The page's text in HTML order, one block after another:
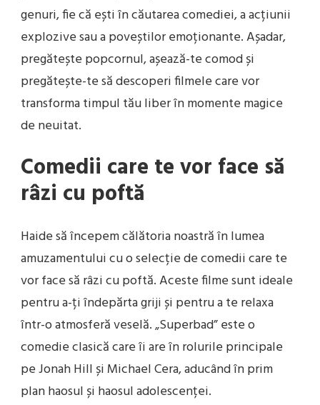
genuri, fie că ești în căutarea comediei, a acțiunii
explozive sau a poveștilor emoționante. Așadar,
pregătește popcornul, așează-te comod și
pregătește-te să descoperi filmele care vor
transforma timpul tău liber în momente magice
de neuitat.
Comedii care te vor face să
râzi cu poftă
Haide să începem călătoria noastră în lumea
amuzamentului cu o selecție de comedii care te
vor face să râzi cu poftă. Aceste filme sunt ideale
pentru a-ți îndepărta griji și pentru a te relaxa
într-o atmosferă veselă. „Superbad” este o
comedie clasică care îi are în rolurile principale
pe Jonah Hill și Michael Cera, aducând în prim
plan haosul și haosul adolescenței.